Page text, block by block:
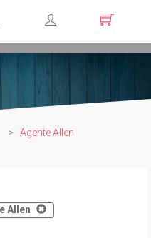
> Agente Allen
Allen